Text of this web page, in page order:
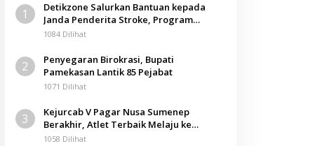
1
Detikzone Salurkan Bantuan kepada
Janda Penderita Stroke, Program
Berbagi Masuki Hari ke-61
1084 Dilihat
2
Penyegaran Birokrasi, Bupati
Pamekasan Lantik 85 Pejabat
1071 Dilihat
3
Kejurcab V Pagar Nusa Sumenep
Berakhir, Atlet Terbaik Melaju ke
Kejurwil Jatim
1058 Dilihat